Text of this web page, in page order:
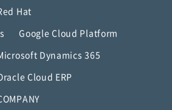
Hat
Google Cloud Platform
Dynamics 365
Cloud ERP